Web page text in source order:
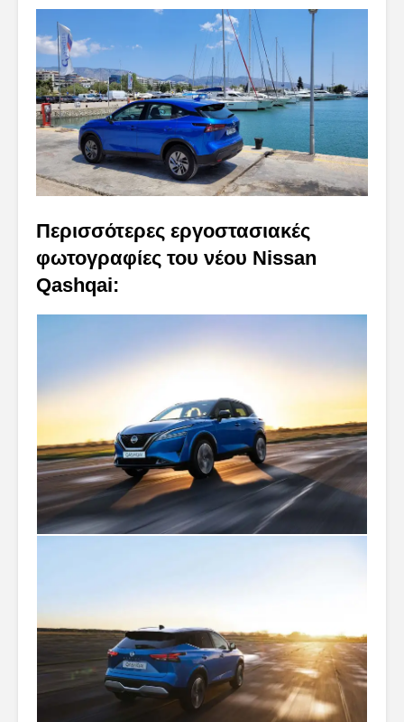
Περισσότερες εργοστασιακές
φωτογραφίες του νέου Nissan
Qashqai: